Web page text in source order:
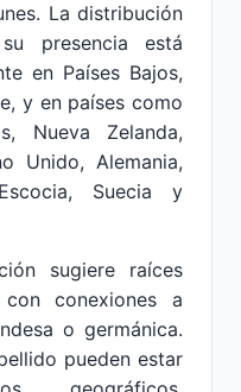
La distribución
presencia está
en Países Bajos,
y en países como
Nueva Zelanda,
Unido, Alemania,
Suecia y
sugiere raíces
con conexiones a
o germánica.
pueden estar